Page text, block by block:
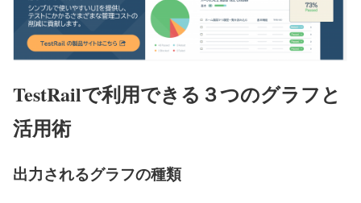
TestRailで利用できる３つのグラフと
活用術
出力されるグラフの種類